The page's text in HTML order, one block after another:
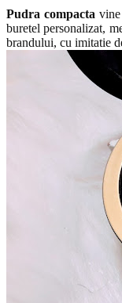
Pudra compacta
buretel personalizat,
brandului, cu imitatie